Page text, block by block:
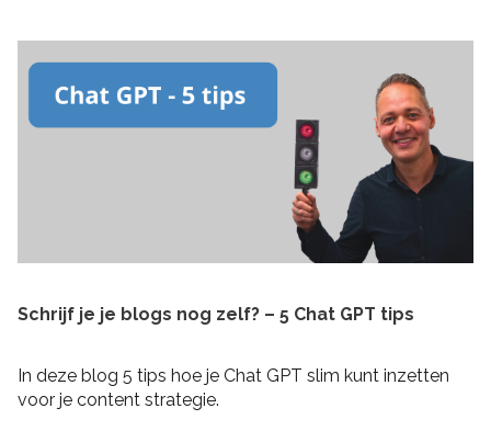
Schrijf je je blogs nog zelf? – 5 Chat GPT tips
In deze blog 5 tips hoe je Chat GPT slim kunt inzetten
voor je content strategie.